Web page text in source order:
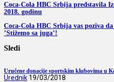
Coca-Cola HBC Srbija predstavila
2018. godinu
Coca-Cola HBC Srbija vas poziva
’Stižemo sa juga’!
Sledi
Uručene donacije sportskim klubovima u
Urednik 19/03/2018